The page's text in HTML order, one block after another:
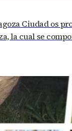
Ciudad os
la cual se